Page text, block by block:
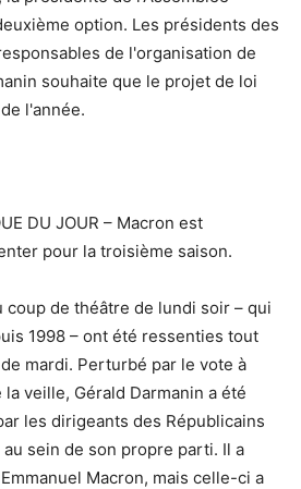
option. Les présidents des
de l'organisation de
souhaite que le projet de loi
l'année.
DU JOUR – Macron est
pour la troisième saison.
coup de théâtre de lundi soir – qui
1998 – ont été ressenties tout
mardi. Perturbé par le vote à
veille, Gérald Darmanin a été
les dirigeants des Républicains
sein de son propre parti. Il a
Macron, mais celle-ci a